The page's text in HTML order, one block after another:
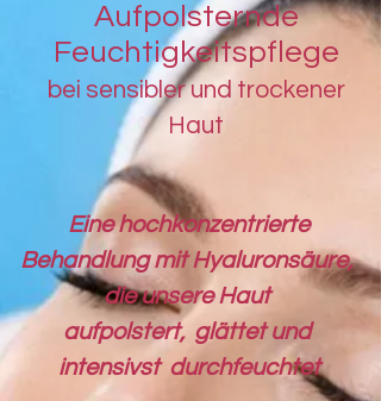
Aufpolsternde
Feuchtigkeitspflege
bei sensibler und trockener
Haut
Eine hochkonzentrierte
Behandlung mit Hyaluronsäure,
die unsere Haut
aufpolstert, glättet und
intensivst durchfeuchtet